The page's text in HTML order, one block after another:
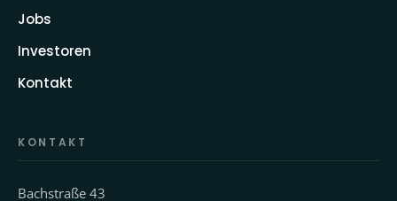
Jobs
Investoren
Kontakt
KONTAKT
Bachstraße 43